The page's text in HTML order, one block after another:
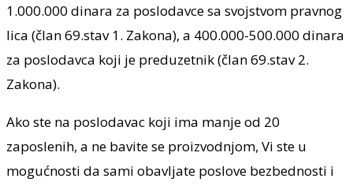
1.000.000 dinara za poslodavce sa svojstvom pravnog
lica (član 69.stav 1. Zakona), a 400.000-500.000 dinara
za poslodavca koji je preduzetnik (član 69.stav 2.
Zakona).
Ako ste na poslodavac koji ima manje od 20
zaposlenih, a ne bavite se proizvodnjom, Vi ste u
mogućnosti da sami obavljate poslove bezbednosti i